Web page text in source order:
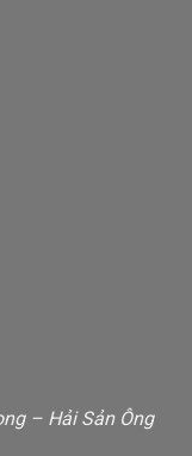
– Hải Sản Ông